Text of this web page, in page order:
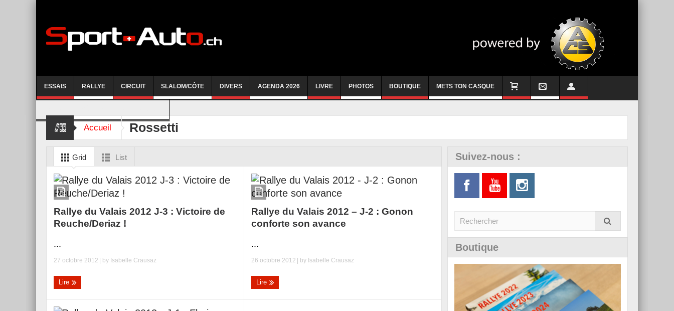
ESSAIS RALLYE CIRCUIT SLALOM/CÔTE DIVERS AGENDA 2026 LIVRE PHOTOS BOUTIQUE METS TON CASQUE
Accueil Rossetti
Grid List
Rallye du Valais 2012 J-3 : Victoire de
Reuche/Deriaz !
...
27 octobre 2012 | by Isabelle Crausaz
Lire
Rallye du Valais 2012 – J-2 : Gonon
conforte son avance
...
26 octobre 2012 | by Isabelle Crausaz
Lire
Suivez-nous :
Boutique